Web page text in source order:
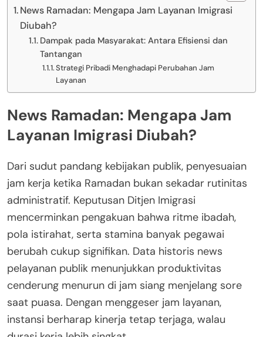
News Ramadan: Mengapa Jam Layanan Imigrasi
Diubah?
Dampak pada Masyarakat: Antara Efisiensi dan
Tantangan
Strategi Pribadi Menghadapi Perubahan Jam
Layanan
News Ramadan: Mengapa Jam
Layanan Imigrasi Diubah?
Dari sudut pandang kebijakan publik, penyesuaian
jam kerja ketika Ramadan bukan sekadar rutinitas
administratif. Keputusan Ditjen Imigrasi
mencerminkan pengakuan bahwa ritme ibadah,
pola istirahat, serta stamina banyak pegawai
berubah cukup signifikan. Data historis news
pelayanan publik menunjukkan produktivitas
cenderung menurun di jam siang menjelang sore
saat puasa. Dengan menggeser jam layanan,
instansi berharap kinerja tetap terjaga, walau